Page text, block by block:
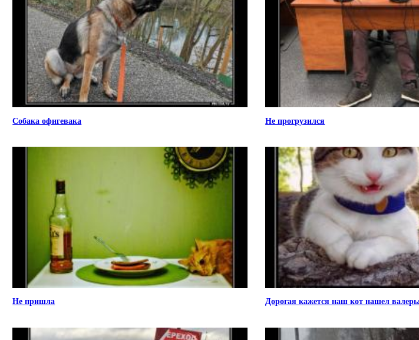
Собака офигевака Не прогрузился
Не пришла Дорогая кажется наш кот нашел